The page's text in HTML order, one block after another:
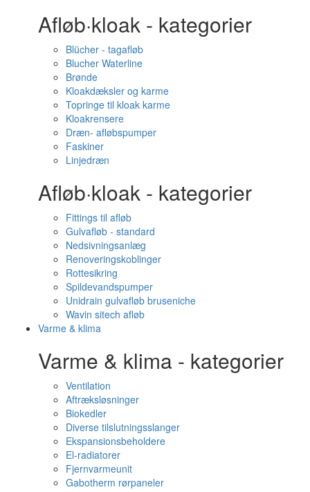
Afløb·kloak - kategorier
Blücher - tagafløb
Blucher Waterline
Brønde
Kloakdæksler og karme
Topringe til kloak karme
Kloakrensere
Dræn- afløbspumper
Faskiner
Linjedræn
Afløb·kloak - kategorier
Fittings til afløb
Gulvafløb - standard
Nedsivningsanlæg
Renoveringskoblinger
Rottesikring
Spildevandspumper
Unidrain gulvafløb bruseniche
Wavin sitech afløb
Varme & klima
Varme & klima - kategorier
Ventilation
Aftræksløsninger
Biokedler
Diverse tilslutningsslanger
Ekspansionsbeholdere
El-radiatorer
Fjernvarmeunit
Gabotherm rørpaneler